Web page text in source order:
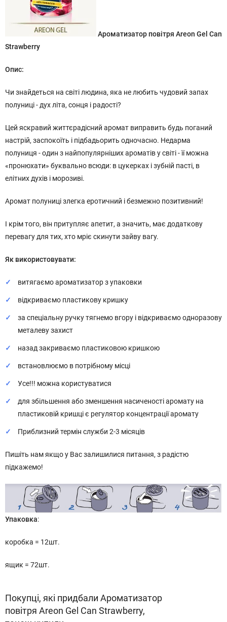
Ароматизатор повітря Areon Gel Can
Strawberry
Опис:
Чи знайдеться на світі людина, яка не любить чудовий запах
полуниці - дух літа, сонця і радості?
Цей яскравий життєрадісний аромат виправить будь поганий
настрій, заспокоїть і підбадьорить одночасно. Недарма
полуниця - один з найпопулярніших ароматів у світі - її можна
«пронюхати» буквально всюди: в цукерках і зубній пасті, в
елітних духів і морозиві.
Аромат полуниці злегка еротичний і безмежно позитивний!
І крім того, він притупляє апетит, а значить, має додаткову
перевагу для тих, хто мріє скинути зайву вагу.
Як використовувати:
витягаємо ароматизатор з упаковки
відкриваємо пластикову кришку
за спеціальну ручку тягнемо вгору і відкриваємо одноразову
металеву захист
назад закриваємо пластиковою кришкою
встановлюємо в потрібному місці
Усе!!! можна користуватися
для збільшення або зменшення насиченості аромату на
пластиковій кришці є регулятор концентрації аромату
Приблизний термін служби 2-3 місяців
Пишіть нам якщо у Вас залишилися питання, з радістю
підкажемо!
Упаковка:
коробка = 12шт.
ящик = 72шт.
Покупці, які придбали Ароматизатор
повітря Areon Gel Can Strawberry,